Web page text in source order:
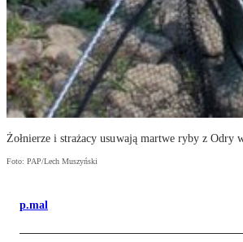
Żołnierze i strażacy usuwają martwe ryby z Odry
Foto: PAP/Lech Muszyński
p.mal